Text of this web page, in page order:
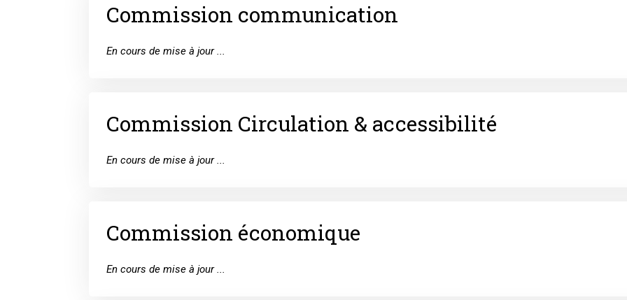
Commission communication
En cours de mise à jour ...
Commission Circulation & accessibilité
En cours de mise à jour ...
Commission économique
En cours de mise à jour ...